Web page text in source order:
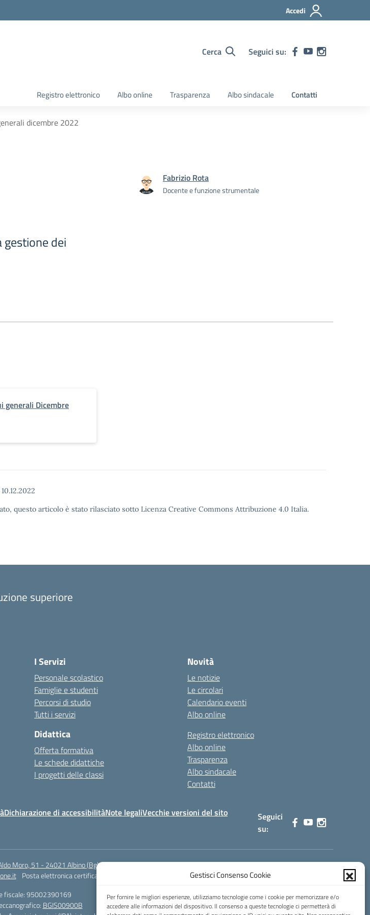
Gestisci Consenso Cookie
Per fornire le migliori esperienze, utilizziamo tecnologie come i cookie per memorizzare e/o
accedere alle informazioni del dispositivo. Il consenso a queste tecnologie ci permetterà di
Accedi
Cerca Seguici su:
Registro elettronico Albo online Trasparenza Albo sindacale Contatti
dicembre 2022
dei
Fabrizio Rota
Docente e funzione strumentale
generali Dicembre
10.12.2022
questo articolo è stato rilasciato sotto Licenza Creative Commons Attribuzione 4.0 Italia.
superiore
I Servizi
Personale scolastico
Famiglie e studenti
Percorsi di studio
Tutti i servizi
Didattica
Offerta formativa
Le schede didattiche
I progetti delle classi
Novità
Le notizie
Le circolari
Calendario eventi
Albo online
Registro elettronico
Albo online
Trasparenza
Albo sindacale
Contatti
Dichiarazione di accessibilitàNote legaliVecchie versioni del sito
Seguici
su:
Moro, 51 - 24021 Albino (Bg)
Posta elettronica certificata (PEC):
bgis00900b@pec.istruzione.it
fiscale: 95002390169
BGIS00900B